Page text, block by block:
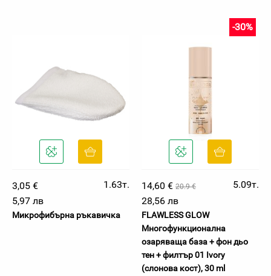
3,05 €
1.63т.
5,97 лв
Микрофибърна ръкавичка
14,60 € 20.9 €
-30%
5.09т.
28,56 лв
FLAWLESS GLOW
Многофункционална
озаряваща база + фон дьо
тен + филтър 01 Ivory
(слонова кост), 30 ml